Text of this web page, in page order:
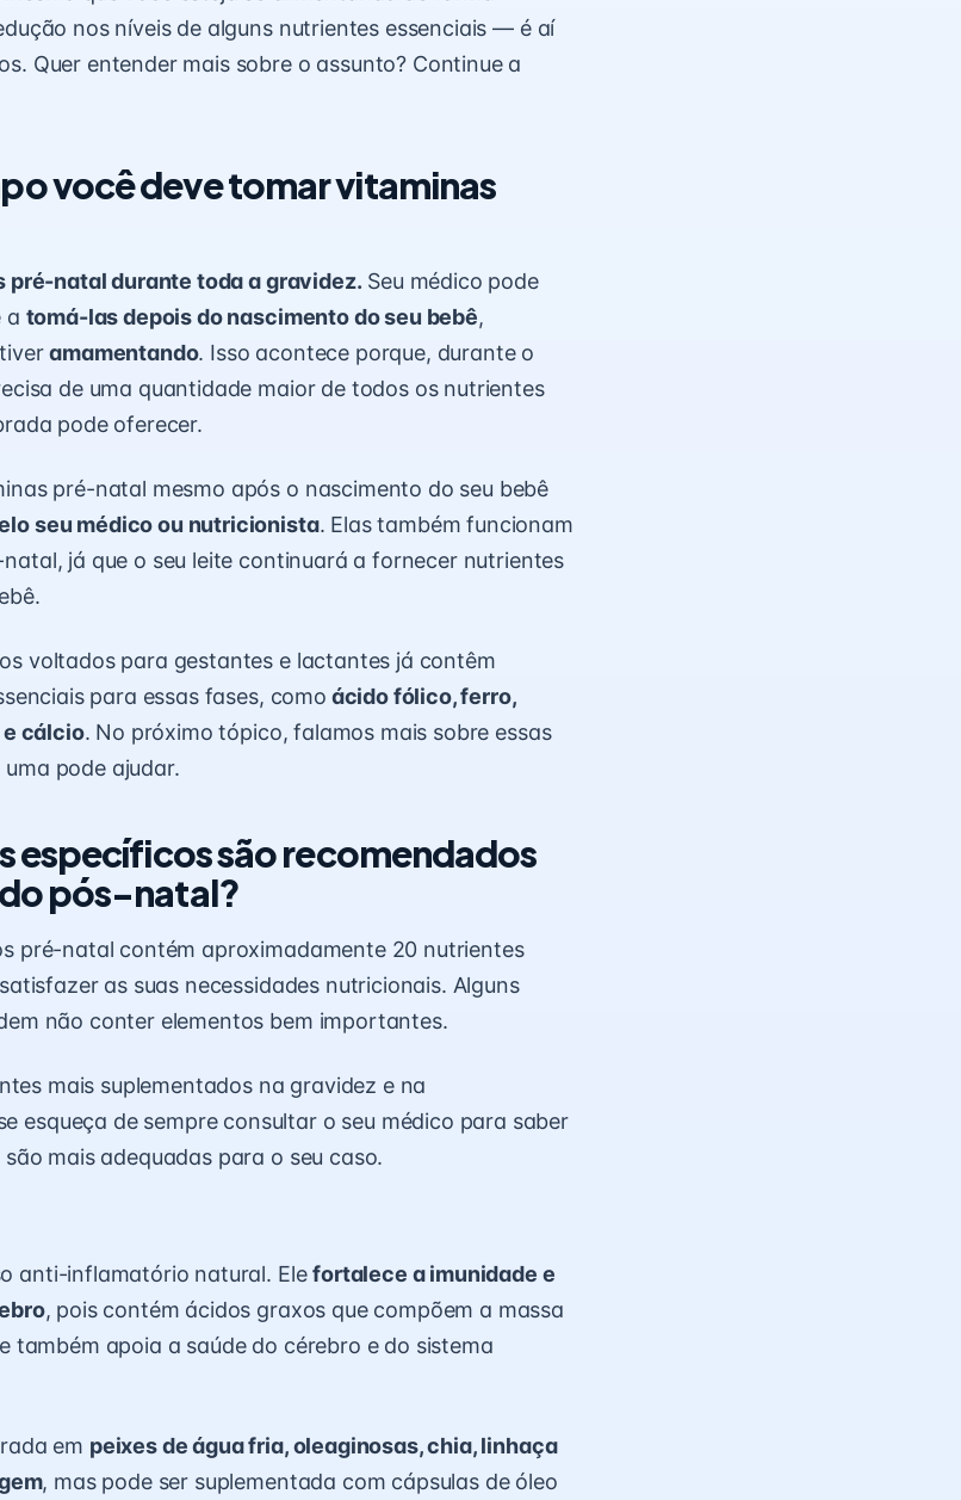
nos níveis de alguns nutrientes essenciais — é aí
Quer entender mais sobre o assunto? Continue a
você deve tomar vitaminas
pré-natal durante toda a gravidez. Seu médico pode
a tomá-las depois do nascimento do seu bebê,
amamentando. Isso acontece porque, durante o
de uma quantidade maior de todos os nutrientes
pode oferecer.
pré-natal mesmo após o nascimento do seu bebê
seu médico ou nutricionista. Elas também funcionam
já que o seu leite continuará a fornecer nutrientes
voltados para gestantes e lactantes já contêm
para essas fases, como ácido fólico, ferro,
e cálcio. No próximo tópico, falamos mais sobre essas
pode ajudar.
específicos são recomendados
pós-natal?
pré-natal contém aproximadamente 20 nutrientes
as suas necessidades nutricionais. Alguns
não conter elementos bem importantes.
mais suplementados na gravidez e na
esqueça de sempre consultar o seu médico para saber
mais adequadas para o seu caso.
anti-inflamatório natural. Elefortalece a imunidade e
, pois contém ácidos graxos que compõem a massa
também apoia a saúde do cérebro e do sistema
em peixes de água fria, oleaginosas, chia, linhaça
, mas pode ser suplementada com cápsulas de óleo